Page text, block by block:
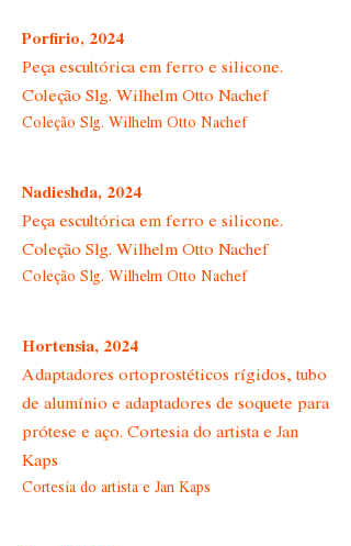
Porfirio, 2024
Peça escultórica em ferro e silicone.
Coleção Slg. Wilhelm Otto Nachef
Coleção Slg. Wilhelm Otto Nachef
Nadieshda, 2024
Peça escultórica em ferro e silicone.
Coleção Slg. Wilhelm Otto Nachef
Coleção Slg. Wilhelm Otto Nachef
Hortensia, 2024
Adaptadores ortoprostéticos rígidos, tubo
de alumínio e adaptadores de soquete para
prótese e aço. Cortesia do artista e Jan
Kaps
Cortesia do artista e Jan Kaps